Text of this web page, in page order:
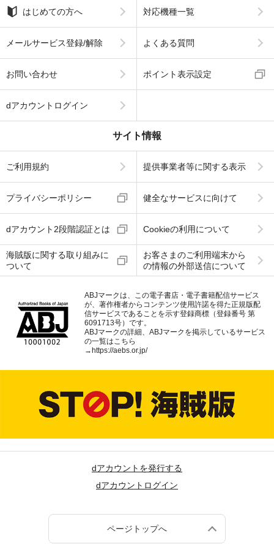
はじめての方へ 対応機種一覧
メールサービス登録/解除 よくある質問
お問い合わせ ポイント表示設定
dアカウントログイン
サイト情報
ご利用規約 提供事業者等に関する表示
プライバシーポリシー 健全なサービスに向けて
dアカウント2段階認証とは Cookieの利用について
海賊版に関する取り組みに
ついて
お客さまのご利用端末から
の情報の外部送信について
ABJマークは、この電子書店・電子書籍配信サービス
が、著作権者からコンテンツ使用許諾を得た正規版配
信サービスであることを示す登録商標（登録番号 第
6091713号）です。
ABJマークの詳細、ABJマークを掲示しているサービス
の一覧はこちら
→ https://aebs.or.jp/
dアカウントを発行する
dアカウントログイン
ページトップへ